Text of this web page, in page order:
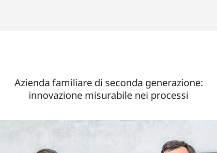
Azienda familiare di seconda generazione:
innovazione misurabile nei processi